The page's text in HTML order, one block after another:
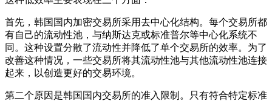
首先，韩国国内加密交易所采用去中心化结构。每个交易所都
有自己的流动性池，与纳斯达克或标准普尔等中心化系统不
同。这种设置分散了流动性并降低了单个交易所的效率。为了
改善这种情况，一些交易所将其流动性池与其他流动性池连接
起来，以创造更好的交易环境。
第二个原因是韩国国内交易所的准入限制。只有符合特定标准